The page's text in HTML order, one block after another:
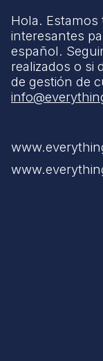
Hola. Estamos
interesantes
español.
realizados o si
de gestión de